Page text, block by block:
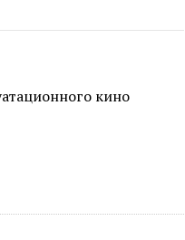
кино